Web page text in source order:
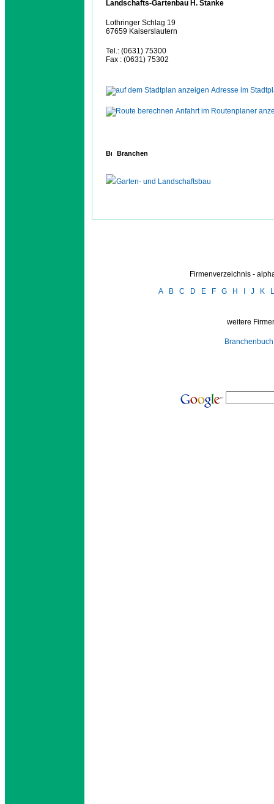
Landschafts-Gartenbau H. Stanke
Lothringer Schlag 19
67659 Kaiserslautern
Tel.: (0631) 75300
Fax : (0631) 75302
Adresse im
Anfahrt im Routenplaner
Branchen
Garten- und Landschaftsbau
Firmenverzeichnis -
A
B C D E F G H J K L
weitere